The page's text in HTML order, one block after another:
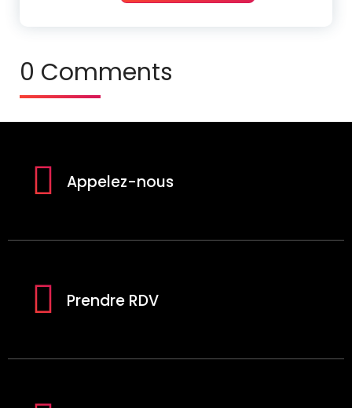
0 Comments
Appelez-nous
Prendre RDV